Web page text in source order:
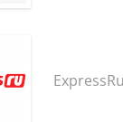
ExpressRu